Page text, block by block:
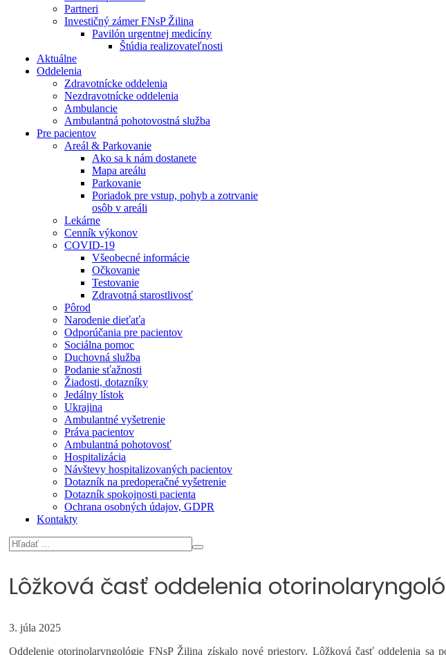
Partneri
Investičný zámer FNsP Žilina
Pavilón urgentnej medicíny
Štúdia realizovateľnosti
Aktuálne
Oddelenia
Zdravotnícke oddelenia
Nezdravotnícke oddelenia
Ambulancie
Ambulantná pohotovostná služba
Pre pacientov
Areál & Parkovanie
Ako sa k nám dostanete
Mapa areálu
Parkovanie
Poriadok pre vstup, pohyb a zotrvanie
osôb v areáli
Lekárne
Cenník výkonov
COVID-19
Všeobecné informácie
Očkovanie
Testovanie
Zdravotná starostlivosť
Pôrod
Narodenie dieťaťa
Odporúčania pre pacientov
Sociálna pomoc
Duchovná služba
Podanie sťažnosti
Žiadosti, dotazníky
Jedálny lístok
Ukrajina
Ambulantné vyšetrenie
Práva pacientov
Ambulantná pohotovosť
Hospitalizácia
Návštevy hospitalizovaných pacientov
Dotazník na predoperačné vyšetrenie
Dotazník spokojnosti pacienta
Ochrana osobných údajov, GDPR
Kontakty
Lôžková časť oddelenia
3. júla 2025
Oddelenie otorinolaryngológie FNsP Žilina získalo nové priestory. Lôžková časť oddelenia